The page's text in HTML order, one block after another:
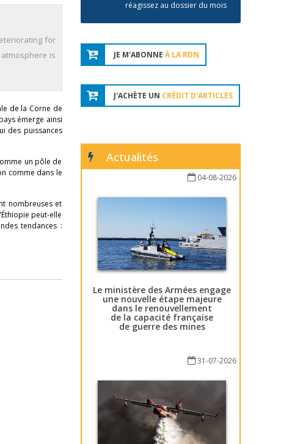
for
is
de la Corne de
émerge ainsi
des puissances
un pôle de
comme dans le
nombreuses et
peut-elle
tendances :
réagissez au dossier du mois
JE M'ABONNE À LA RDN
J'ACHÈTE UN CRÉDIT D'ARTICLES
Actualités
04-08-2026
Le ministère des Armées engage
une nouvelle étape majeure
dans le renouvellement
de la capacité française
de guerre des mines
31-07-2026